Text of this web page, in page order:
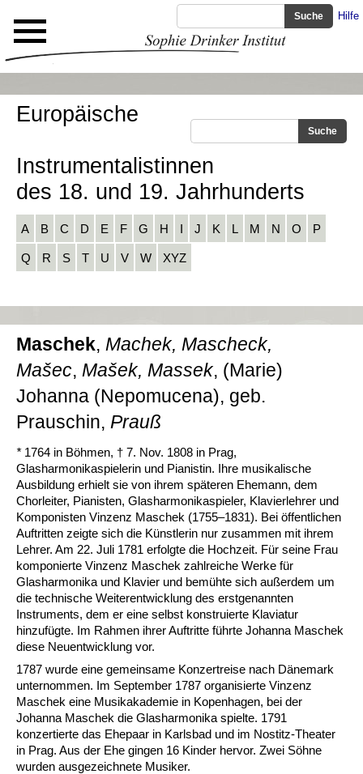
Hilfe
Europäische
Instrumentalistinnen
des 18. und 19. Jahrhunderts
A B C D E F G H I J K L M N O P
Q R S T U V W XYZ
Maschek, Machek, Mascheck,
Mašec, Mašek, Massek, (Marie)
Johanna (Nepomucena), geb.
Prauschin, Prauß
* 1764 in Böhmen, † 7. Nov. 1808 in Prag,
Glasharmonikaspielerin und Pianistin. Ihre musikalische
Ausbildung erhielt sie von ihrem späteren Ehemann, dem
Chorleiter, Pianisten, Glasharmonikaspieler, Klavierlehrer und
Komponisten Vinzenz Maschek (1755–1831). Bei öffentlichen
Auftritten zeigte sich die Künstlerin nur zusammen mit ihrem
Lehrer. Am 22. Juli 1781 erfolgte die Hochzeit. Für seine Frau
komponierte Vinzenz Maschek zahlreiche Werke für
Glasharmonika und Klavier und bemühte sich außerdem um
die technische Weiterentwicklung des erstgenannten
Instruments, dem er eine selbst konstruierte Klaviatur
hinzufügte. Im Rahmen ihrer Auftritte führte Johanna Maschek
diese Neuentwicklung vor.
1787 wurde eine gemeinsame Konzertreise nach Dänemark
unternommen. Im September 1787 organisierte Vinzenz
Maschek eine Musikakademie in Kopenhagen, bei der
Johanna Maschek die Glasharmonika spielte. 1791
konzertierte das Ehepaar in Karlsbad und im Nostitz-Theater
in Prag. Aus der Ehe gingen 16 Kinder hervor. Zwei Söhne
wurden ausgezeichnete Musiker.